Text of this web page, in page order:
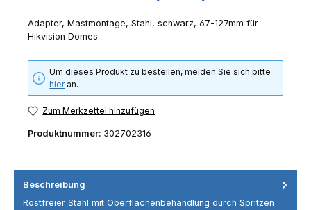
Adapter, Mastmontage, Stahl, schwarz, 67-127mm für
Hikvision Domes
Um dieses Produkt zu bestellen, melden Sie sich bitte
hieran.
Zum Merkzettel hinzufügen
Produktnummer: 302702316
Beschreibung
Rostfreier Stahl mit Oberflächenbehandlung durch Spritzen